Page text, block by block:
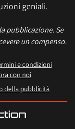
geniali.
pubblicazione. Se
un compenso.
e condizioni
con noi
della pubblicità